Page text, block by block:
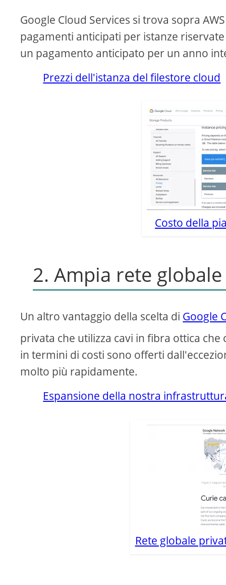
Google Cloud Services si trova sopra
pagamenti anticipati per istanze
un pagamento anticipato per un anno
Prezzi dell'istanza del filestore cloud
Costo della
2. Ampia rete
Un altro vantaggio della scelta di Google
privata che utilizza cavi in ​​fibra ottica
in termini di costi sono offerti
molto più rapidamente.
Espansione della nostra
Rete globale